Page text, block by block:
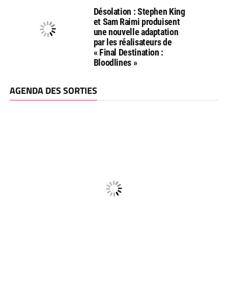
Désolation : Stephen King
et Sam Raimi produisent
une nouvelle adaptation
par les réalisateurs de
« Final Destination :
Bloodlines »
AGENDA DES SORTIES